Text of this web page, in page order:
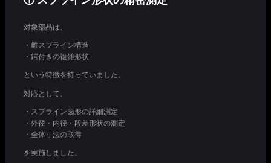
対象部品は、
・雌スプライン構造
・鍔付きの複雑形状
という特徴を持っていました。
対応として、
・スプライン歯形の詳細測定
・外径・内径・段差形状の測定
・全体寸法の取得
を実施しました。